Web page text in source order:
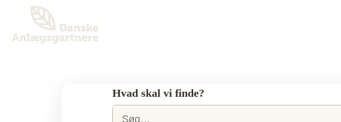
Hvad skal vi finde?